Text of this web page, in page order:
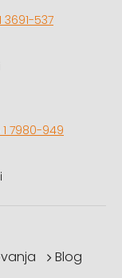
3691-537
7980-949
Blog